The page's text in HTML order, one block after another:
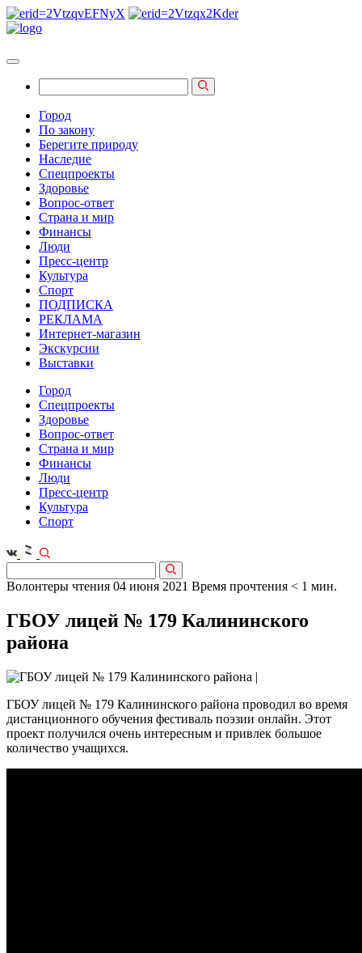
Город
По закону
Берегите природу
Наследие
Спецпроекты
Здоровье
Вопрос-ответ
Страна и мир
Финансы
Люди
Пресс-центр
Культура
Спорт
ПОДПИСКА
РЕКЛАМА
Интернет-магазин
Экскурсии
Выставки
Город
Спецпроекты
Здоровье
Вопрос-ответ
Страна и мир
Финансы
Люди
Пресс-центр
Культура
Спорт
Волонтеры чтения 04 июня 2021 Время прочтения < 1 мин.
ГБОУ лицей № 179 Калининского
района
ГБОУ лицей № 179 Калининского района проводил во время
дистанционного обучения фестиваль поэзии онлайн. Этот
проект получился очень интересным и привлек большое
количество учащихся.